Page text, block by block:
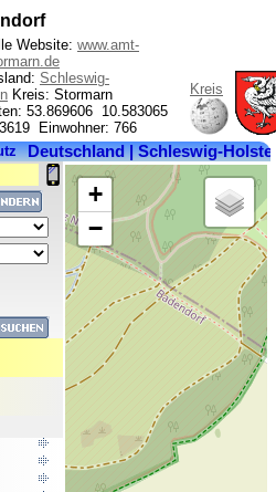
Website: www.amt-
Schleswig-
Kreis: Stormarn
53.869606 10.583065
Einwohner: 766
Kreis